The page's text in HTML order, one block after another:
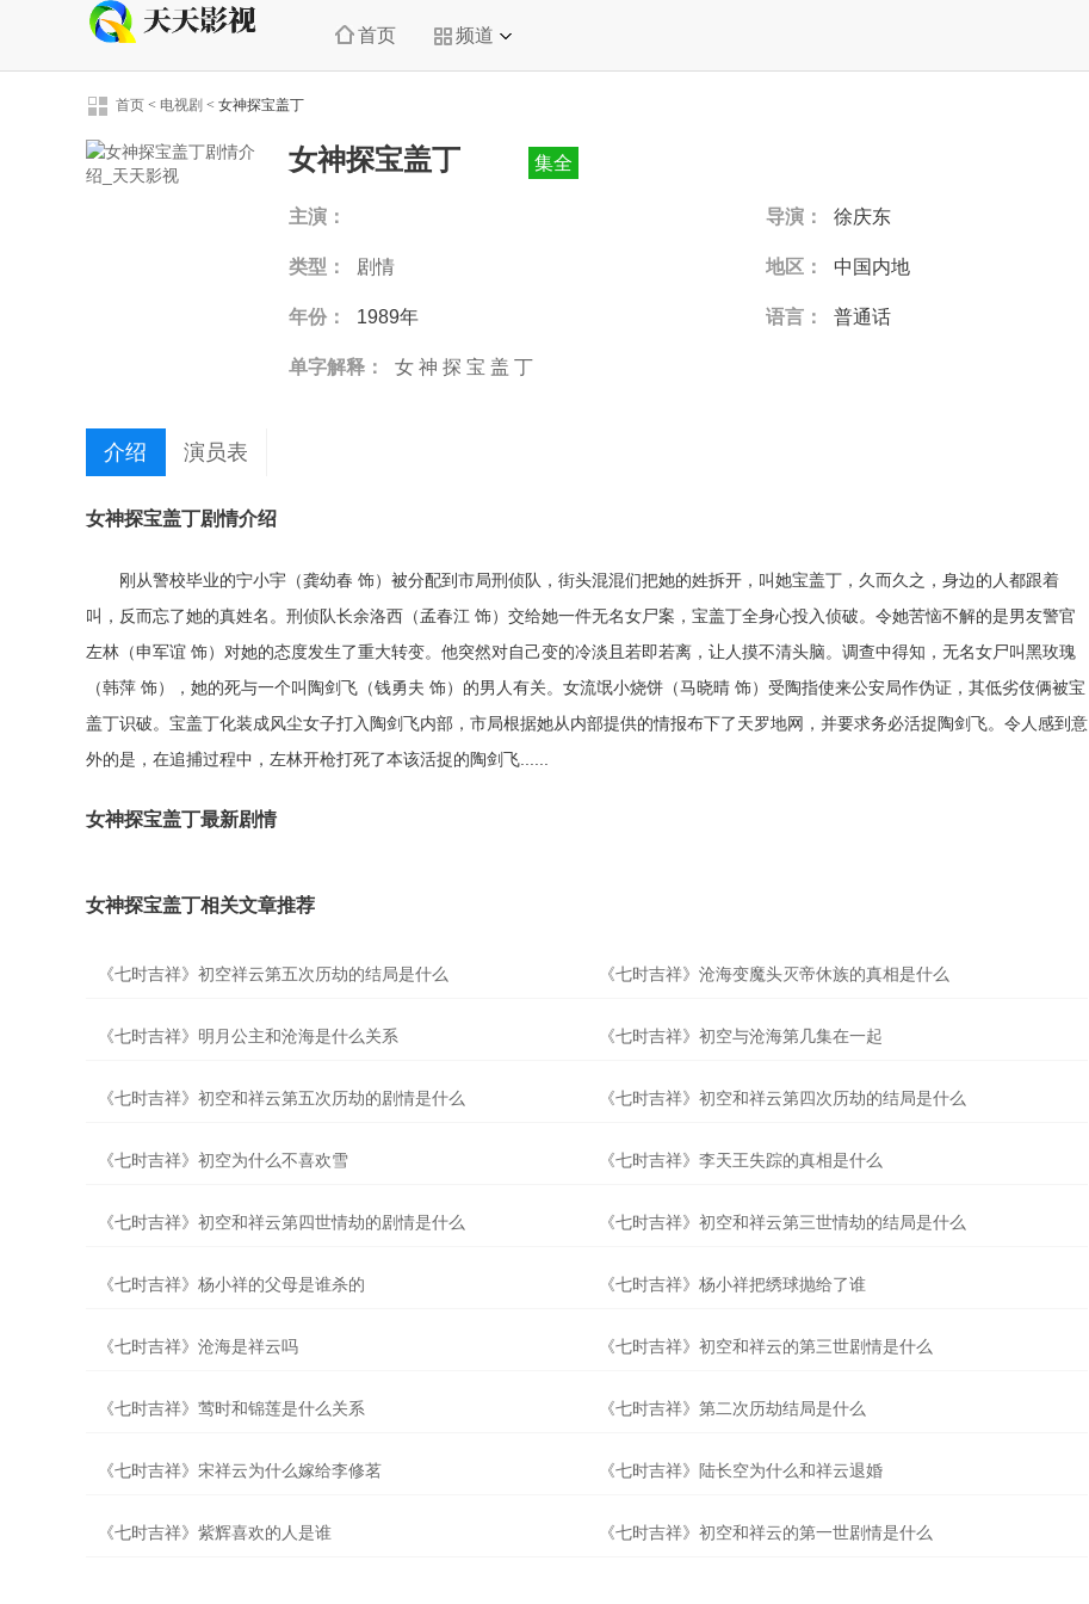
首页 频道
首页 < 电视剧 < 女神探宝盖丁
女神探宝盖丁 集全
主演： 导演： 徐庆东
类型： 剧情 地区： 中国内地
年份： 1989年 语言： 普通话
单字解释： 女 神 探 宝 盖 丁
介绍 演员表
女神探宝盖丁剧情介绍
刚从警校毕业的宁小宇（龚幼春 饰）被分配到市局刑侦队，街头混混们把她的姓拆开，叫她宝盖丁，久而久之，身边的人都跟着
叫，反而忘了她的真姓名。刑侦队长余洛西（孟春江 饰）交给她一件无名女尸案，宝盖丁全身心投入侦破。令她苦恼不解的是男友警官
左林（申军谊 饰）对她的态度发生了重大转变。他突然对自己变的冷淡且若即若离，让人摸不清头脑。调查中得知，无名女尸叫黑玫瑰
（韩萍 饰），她的死与一个叫陶剑飞（钱勇夫 饰）的男人有关。女流氓小烧饼（马晓晴 饰）受陶指使来公安局作伪证，其低劣伎俩被宝
盖丁识破。宝盖丁化装成风尘女子打入陶剑飞内部，市局根据她从内部提供的情报布下了天罗地网，并要求务必活捉陶剑飞。令人感到意
外的是，在追捕过程中，左林开枪打死了本该活捉的陶剑飞......
女神探宝盖丁最新剧情
女神探宝盖丁相关文章推荐
《七时吉祥》初空祥云第五次历劫的结局是什么 《七时吉祥》沧海变魔头灭帝休族的真相是什么
《七时吉祥》明月公主和沧海是什么关系 《七时吉祥》初空与沧海第几集在一起
《七时吉祥》初空和祥云第五次历劫的剧情是什么 《七时吉祥》初空和祥云第四次历劫的结局是什么
《七时吉祥》初空为什么不喜欢雪 《七时吉祥》李天王失踪的真相是什么
《七时吉祥》初空和祥云第四世情劫的剧情是什么 《七时吉祥》初空和祥云第三世情劫的结局是什么
《七时吉祥》杨小祥的父母是谁杀的 《七时吉祥》杨小祥把绣球抛给了谁
《七时吉祥》沧海是祥云吗 《七时吉祥》初空和祥云的第三世剧情是什么
《七时吉祥》莺时和锦莲是什么关系 《七时吉祥》第二次历劫结局是什么
《七时吉祥》宋祥云为什么嫁给李修茗 《七时吉祥》陆长空为什么和祥云退婚
《七时吉祥》紫辉喜欢的人是谁 《七时吉祥》初空和祥云的第一世剧情是什么